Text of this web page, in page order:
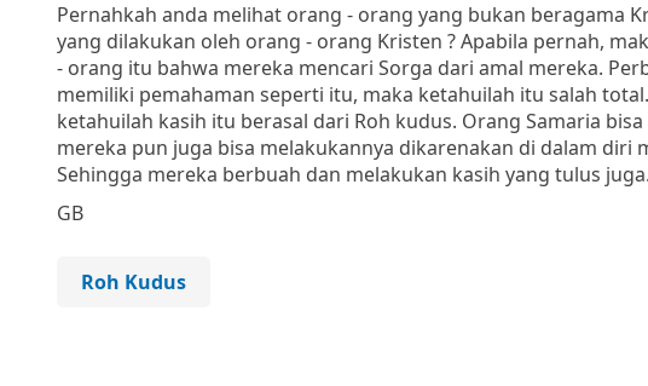
Pernahkah anda melihat orang - orang yang bukan beragama
yang dilakukan oleh orang - orang Kristen ? Apabila pernah,
- orang itu bahwa mereka mencari Sorga dari amal mereka.
memiliki pemahaman seperti itu, maka ketahuilah itu salah
ketahuilah kasih itu berasal dari Roh kudus. Orang Samaria
mereka pun juga bisa melakukannya dikarenakan di dalam diri
Sehingga mereka berbuah dan melakukan kasih yang tulus
GB
Roh Kudus